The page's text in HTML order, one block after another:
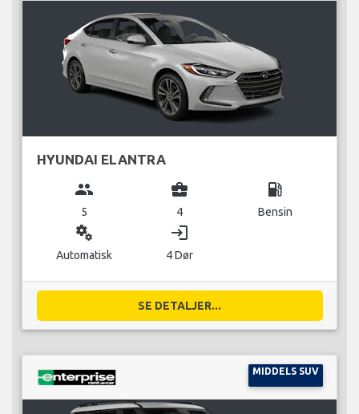
HYUNDAI ELANTRA
group
5
business_center
4
local_gas_station
Bensin
miscellaneous_services
Automatisk
login
4 Dør
SE DETALJER...
MIDDELS SUV